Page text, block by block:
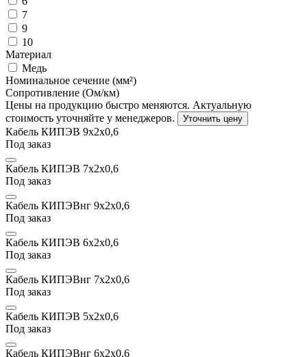
7
9
10
Материал
Медь
Номинальное сечение (мм²)
Сопротивление (Ом/км)
Цены на продукцию быстро меняются. Актуальную
стоимость уточняйте у менеджеров.
Уточнить цену
Кабель КИПЭВ 9х2x0,6
Под заказ
Кабель КИПЭВ 7х2x0,6
Под заказ
Кабель КИПЭВнг 9х2x0,6
Под заказ
Кабель КИПЭВ 6х2x0,6
Под заказ
Кабель КИПЭВнг 7х2x0,6
Под заказ
Кабель КИПЭВ 5х2x0,6
Под заказ
Кабель КИПЭВнг 6х2x0,6